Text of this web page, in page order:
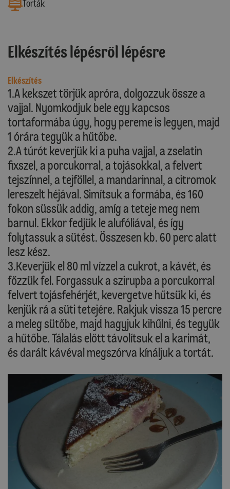
Torták
Elkészítés lépésről lépésre
Elkészítés
1.A kekszet törjük apróra, dolgozzuk össze a
vajjal. Nyomkodjuk bele egy kapcsos
tortaformába úgy, hogy pereme is legyen, majd
1 órára tegyük a hűtőbe.
2.A túrót keverjük ki a puha vajjal, a zselatin
fixszel, a porcukorral, a tojásokkal, a felvert
tejszínnel, a tejföllel, a mandarinnal, a citromok
lereszelt héjával. Simítsuk a formába, és 160
fokon süssük addig, amíg a teteje meg nem
barnul. Ekkor fedjük le alufóliával, és így
folytassuk a sütést. Összesen kb. 60 perc alatt
lesz kész.
3.Keverjük el 80 ml vízzel a cukrot, a kávét, és
főzzük fel. Forgassuk a szirupba a porcukorral
felvert tojásfehérjét, kevergetve hűtsük ki, és
kenjük rá a süti tetejére. Rakjuk vissza 15 percre
a meleg sütőbe, majd hagyjuk kihűlni, és tegyük
a hűtőbe. Tálalás előtt távolítsuk el a karimát,
és darált kávéval megszórva kínáljuk a tortát.